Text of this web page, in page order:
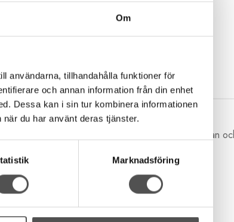
Om
användarna, tillhandahålla funktioner för
och annan information från din enhet
Dessa kan i sin tur kombinera informationen
du har använt deras tjänster.
Marknadsföring
Handla nu. Betala senare
överdrag som har centimetermått på ena sidan